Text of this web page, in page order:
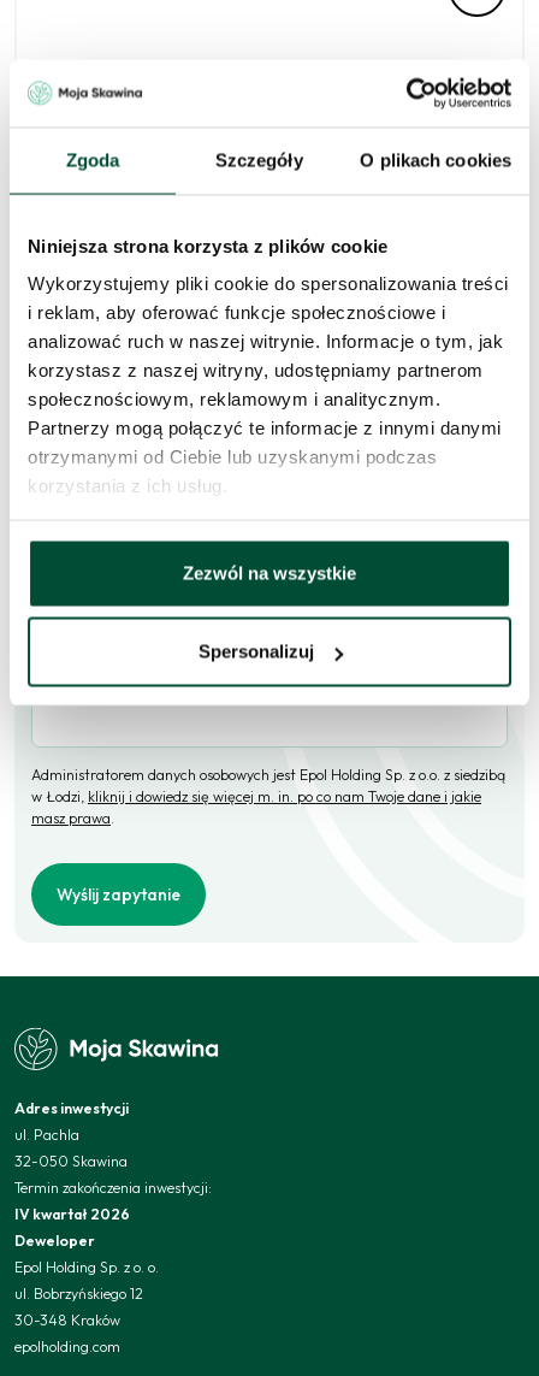
Zgoda Szczegóły O plikach cookies
Niniejsza strona korzysta z plików cookie
Wykorzystujemy pliki cookie do spersonalizowania treści
i reklam, aby oferować funkcje społecznościowe i
analizować ruch w naszej witrynie. Informacje o tym, jak
korzystasz z naszej witryny, udostępniamy partnerom
społecznościowym, reklamowym i analitycznym.
Partnerzy mogą połączyć te informacje z innymi danymi
otrzymanymi od Ciebie lub uzyskanymi podczas
korzystania z ich usług.
Zezwól na wszystkie
Spersonalizuj
Zapytaj o to
mieszkanie
Skorzystaj z formularza i przekaż naszym doradcom prośbę o
kontakt w sprawie tego mieszkania.
Skontaktujemy się w przeciągu 1 dnia roboczego.
Imię i nazwisko
Administratorem danych osobowych jest Epol Holding Sp. z o.o. z siedzibą
w Łodzi, kliknij i dowiedz się więcej m. in. po co nam Twoje dane i jakie
masz prawa.
Wyślij zapytanie
Adres inwestycji
ul. Pachla
32-050 Skawina
Termin zakończenia inwestycji:
IV kwartał 2026
Deweloper
Epol Holding Sp. z o. o.
ul. Bobrzyńskiego 12
30-348 Kraków
epolholding.com